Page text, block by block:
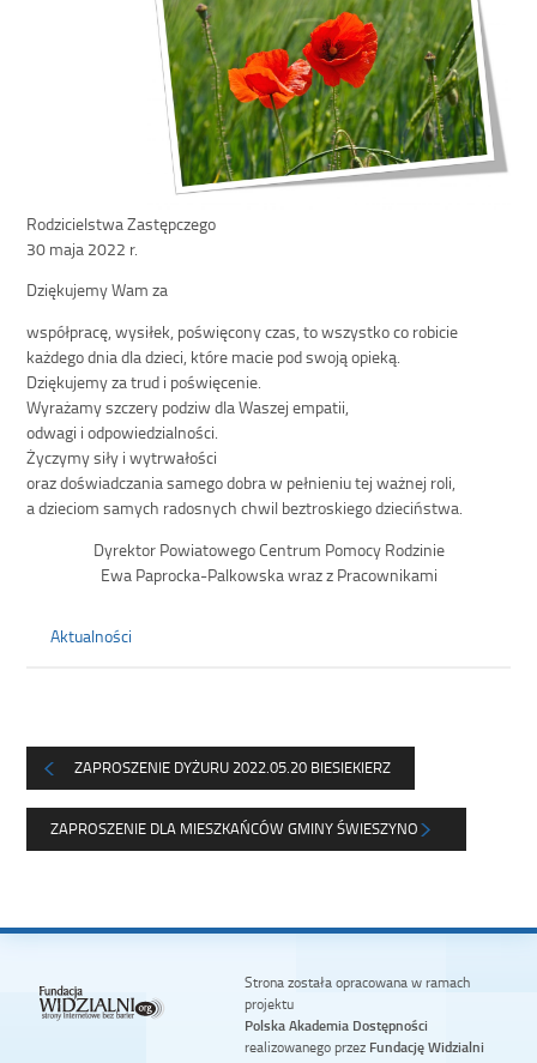
Rodzicielstwa Zastępczego
30 maja 2022 r.
Dziękujemy Wam za
współpracę, wysiłek, poświęcony czas, to wszystko co robicie
każdego dnia dla dzieci, które macie pod swoją opieką.
Dziękujemy za trud i poświęcenie.
Wyrażamy szczery podziw dla Waszej empatii,
odwagi i odpowiedzialności.
Życzymy siły i wytrwałości
oraz doświadczania samego dobra w pełnieniu tej ważnej roli,
a dzieciom samych radosnych chwil beztroskiego dzieciństwa.
Dyrektor Powiatowego Centrum Pomocy Rodzinie
Ewa Paprocka-Palkowska wraz z Pracownikami
Aktualności
ZAPROSZENIE DYŻURU 2022.05.20 BIESIEKIERZ
ZAPROSZENIE DLA MIESZKAŃCÓW GMINY ŚWIESZYNO
Strona została opracowana w ramach
projektu
Polska Akademia Dostępności
realizowanego przez Fundację Widzialni